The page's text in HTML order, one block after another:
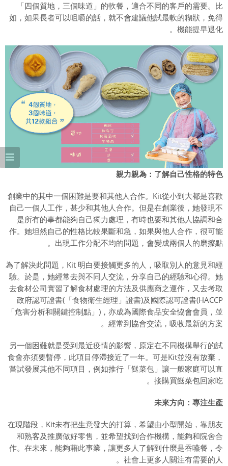
「四個質地，三個味道」的軟餐，適合不同的客戶的需要。比
如，如果長者可以咀嚼的話，就不會建議他試最軟的糊狀，免得
機能提早退化。
親力親為：了解自己性格的特色
創業中的其中一個困難是要和其他人合作。Kit從小到大都是喜歡
自己一個人工作，甚少和其他人合作。但是在創業後，她發現不
是所有的事都能夠自己獨力處理，有時也要和其他人協調和合
作。她坦然自己的性格比較果斷和急，如果與他人合作，很可能
出現工作分配不均的問題，會變成兩個人的磨擦點。
為了解決此問題，Kit 明白要接觸更多的人，吸取別人的意見和經
驗。於是，她經常去與不同人交流，分享自己的經驗和心得。她
去食材公司實習了解食材處理的方法及供應商之運作，又去考取
政府認可證書(「食物衛生經理」證書)及國際認可證書(HACCP
「危害分析和關鍵控制點」)，亦成為國際食品安全恊會會員，並
經常到協會交流，吸收最新的方案。
另一個困難就是受到最近疫情的影響，原定在不同機構舉行的試
食會亦須要暫停，此項目停滯接近了一年。可是Kit並沒有放棄，
嘗試發展其他不同項目，例如推行「餸菜包」讓一般家庭可以直
接購買餸菜包回家吃。
未來方向：專注生產
在現階段，Kit未有把生意發大的打算，希望由小型開始，靠朋友
和熟客及推廣做好零售，並希望找到合作機構，能夠和院舍合
作。在未來，能夠藉此事業，讓更多人了解到什麼是吞嚥餐，令
社會上更多人關注有需要的人。